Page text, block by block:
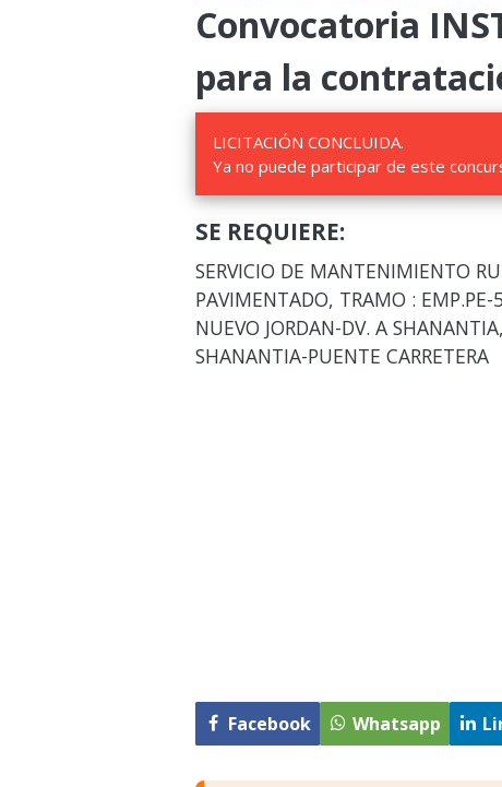
Convocatoria
para la
LICITACIÓN CONCLUIDA.
Ya no puede participar de este
SE REQUIERE:
SERVICIO DE MANTENIMIENTO
PAVIMENTADO, TRAMO :
NUEVO JORDAN-DV. A
SHANANTIA-PUENTE CARRETERA
Facebook Whatsapp